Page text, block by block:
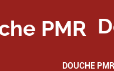
DOUCHE PMR